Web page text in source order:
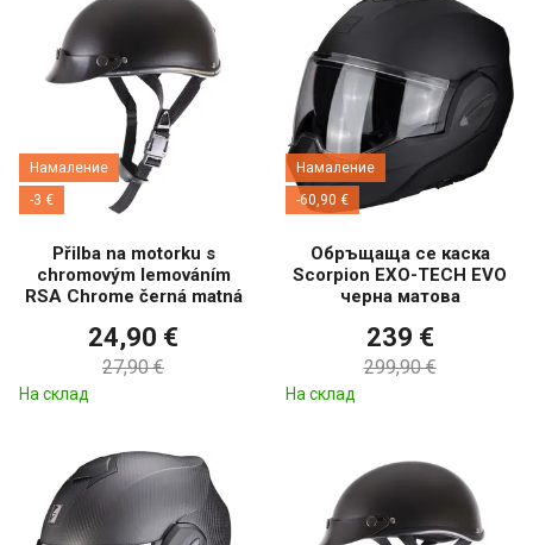
Намаление
-3 €
Přilba na motorku s
chromovým lemováním
RSA Chrome černá matná
24,90 €
27,90 €
На склад
Намаление
-60,90 €
Обръщаща се каска
Scorpion EXO-TECH EVO
черна матова
239 €
299,90 €
На склад